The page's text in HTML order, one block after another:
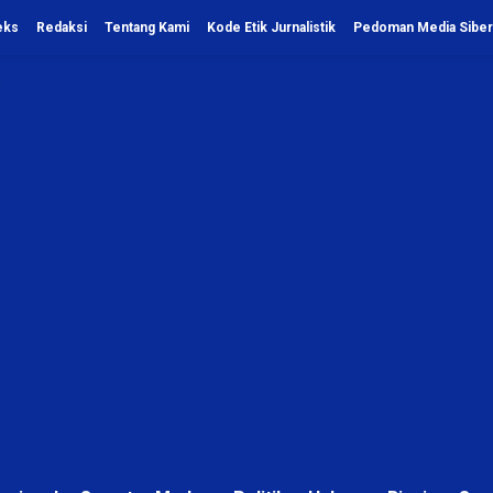
Redaksi Tentang Kami Kode Etik Jurnalistik Pedoman Media Siber